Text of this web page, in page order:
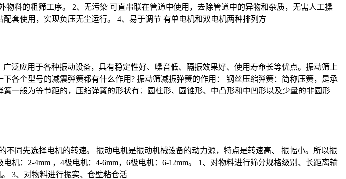
料的粗筛工序。 2、无污染 可直串联在管道中使用，去除管道中的异物和杂质，无需人工操
套使用，实现负压无尘运行。 4、易于调节 有单电机和双电机两种排列方
泛应用于各种振动设备，具有稳定性好、噪音低、隔振效果好、使用寿命长等优点。振动筛上
各个型号的减震弹簧都有什么作用? 振动筛减振弹簧的作用： 钢丝压缩弹簧：简称压簧，是承
一般为等节距的，压缩弹簧的形状有：圆柱形、圆锥形、中凸形和中凹形以及少量的非圆形
同先选择电机的转速。 振动电机是振动机械设备的动力源，特点是转速高、 振幅小。所以振
机：2-4mm ，4极电机：4-6mm，6极电机：6-12mm。 1、对物料进行筛分规格级别、长距离输
3、对物料进行振实、仓壁粘仓活